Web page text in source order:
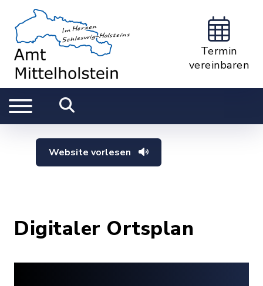
Termin
vereinbaren
Website vorlesen
Digitaler Ortsplan